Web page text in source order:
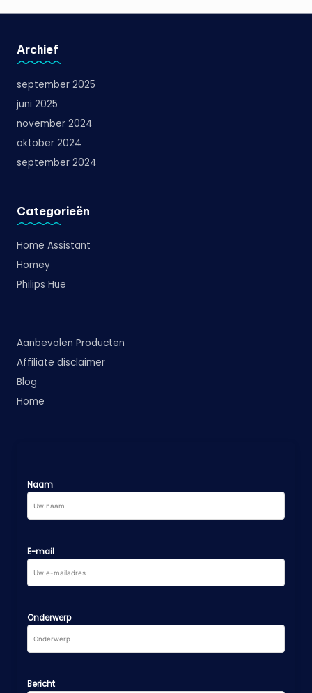
Archief
september 2025
juni 2025
november 2024
oktober 2024
september 2024
Categorieën
Home Assistant
Homey
Philips Hue
Aanbevolen Producten
Affiliate disclaimer
Blog
Home
Naam
E-mail
Onderwerp
Bericht